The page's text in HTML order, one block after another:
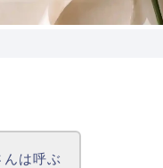
は呼ぶ